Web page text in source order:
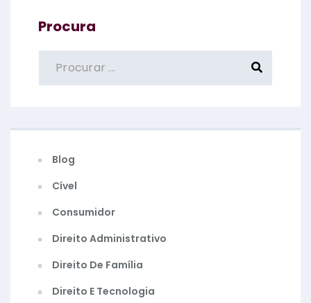
Procura
Blog
Cível
Consumidor
Direito Administrativo
Direito De Família
Direito E Tecnologia